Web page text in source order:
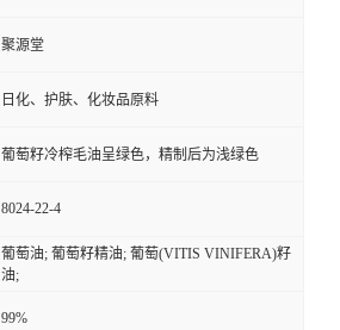
聚源堂
日化、护肤、化妆品原料
葡萄籽冷榨毛油呈绿色，精制后为浅绿色
8024-22-4
葡萄油; 葡萄籽精油; 葡萄(VITIS VINIFERA)籽
油;
99%